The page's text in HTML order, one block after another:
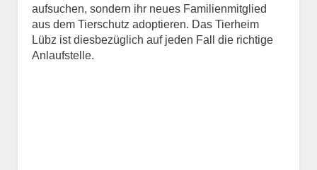
Art des Tiers*
aufsuchen, sondern ihr neues Familienmitglied
aus dem Tierschutz adoptieren. Das Tierheim
Lübz ist diesbezüglich auf jeden Fall die richtige
Anlaufstelle.